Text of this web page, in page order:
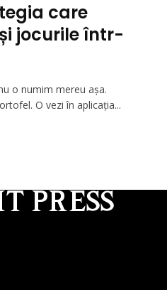
care
jocurile într-
o numim mereu așa.
O vezi în aplicația...